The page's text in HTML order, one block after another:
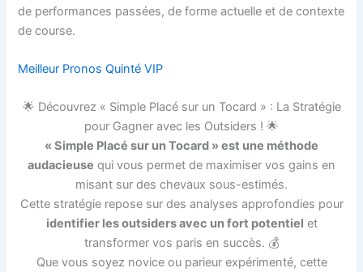
de performances passées, de forme actuelle et de contexte
de course.
Meilleur Pronos Quinté VIP
🌟 Découvrez « Simple Placé sur un Tocard » : La Stratégie
pour Gagner avec les Outsiders ! 🌟
« Simple Placé sur un Tocard » est une méthode
audacieuse qui vous permet de maximiser vos gains en
misant sur des chevaux sous-estimés.
Cette stratégie repose sur des analyses approfondies pour
identifier les outsiders avec un fort potentiel et
transformer vos paris en succès. 💰
Que vous soyez novice ou parieur expérimenté, cette